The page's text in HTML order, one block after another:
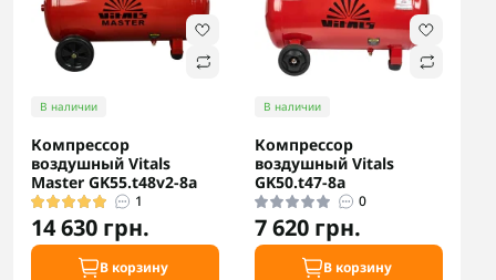
В наличии
Компрессор
воздушный Vitals
Master GK55.t48v2-8a
1
14 630 грн.
В корзину
В наличии
Компрессор
воздушный Vitals
GK50.t47-8a
0
7 620 грн.
В корзину